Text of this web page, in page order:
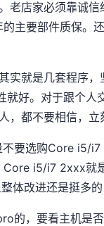
老店家必须靠诚
主要部件质保。
实就是几套程序
就好。对于跟个
，都不要相信，立
要选购Core i5/
Core i5/i7 2xxx就
体改进还是挺多的
的，要看主机是